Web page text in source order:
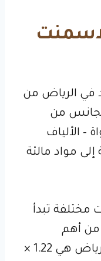
في الرياض من
من
– الألياف
إلى مواد مالئة
مختلفة تبدأ
إلى 20 ملم، من أهم
المقاسات المستخدمة في الرياض هي 1.22 ×